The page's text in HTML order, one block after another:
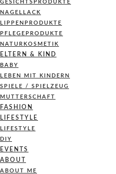
GESICHTSPRODUKTE
NAGELLACK
LIPPENPRODUKTE
PFLEGEPRODUKTE
NATURKOSMETIK
ELTERN & KIND
BABY
LEBEN MIT KINDERN
SPIELE / SPIELZEUG
MUTTERSCHAFT
FASHION
LIFESTYLE
LIFESTYLE
DIY
EVENTS
ABOUT
ABOUT ME